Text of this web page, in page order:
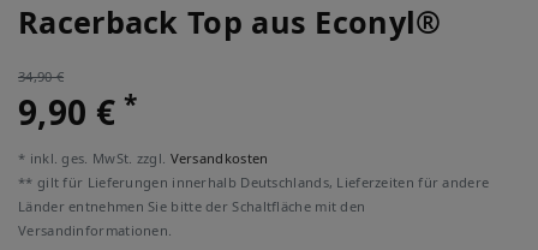
Racerback Top aus Econyl®
34,90 €
9,90 €*
* inkl. ges. MwSt. zzgl. Versandkosten
** gilt für Lieferungen innerhalb Deutschlands, Lieferzeiten für andere
Länder entnehmen Sie bitte der Schaltfläche mit den
Versandinformationen.